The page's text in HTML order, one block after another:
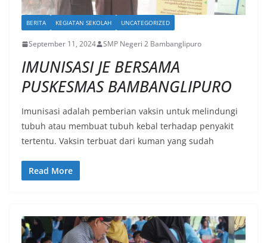
BERITA KEGIATAN SEKOLAH UNCATEGORIZED
September 11, 2024 SMP Negeri 2 Bambanglipuro
IMUNISASI JE BERSAMA
PUSKESMAS BAMBANGLIPURO
Imunisasi adalah pemberian vaksin untuk melindungi
tubuh atau membuat tubuh kebal terhadap penyakit
tertentu. Vaksin terbuat dari kuman yang sudah
Read More